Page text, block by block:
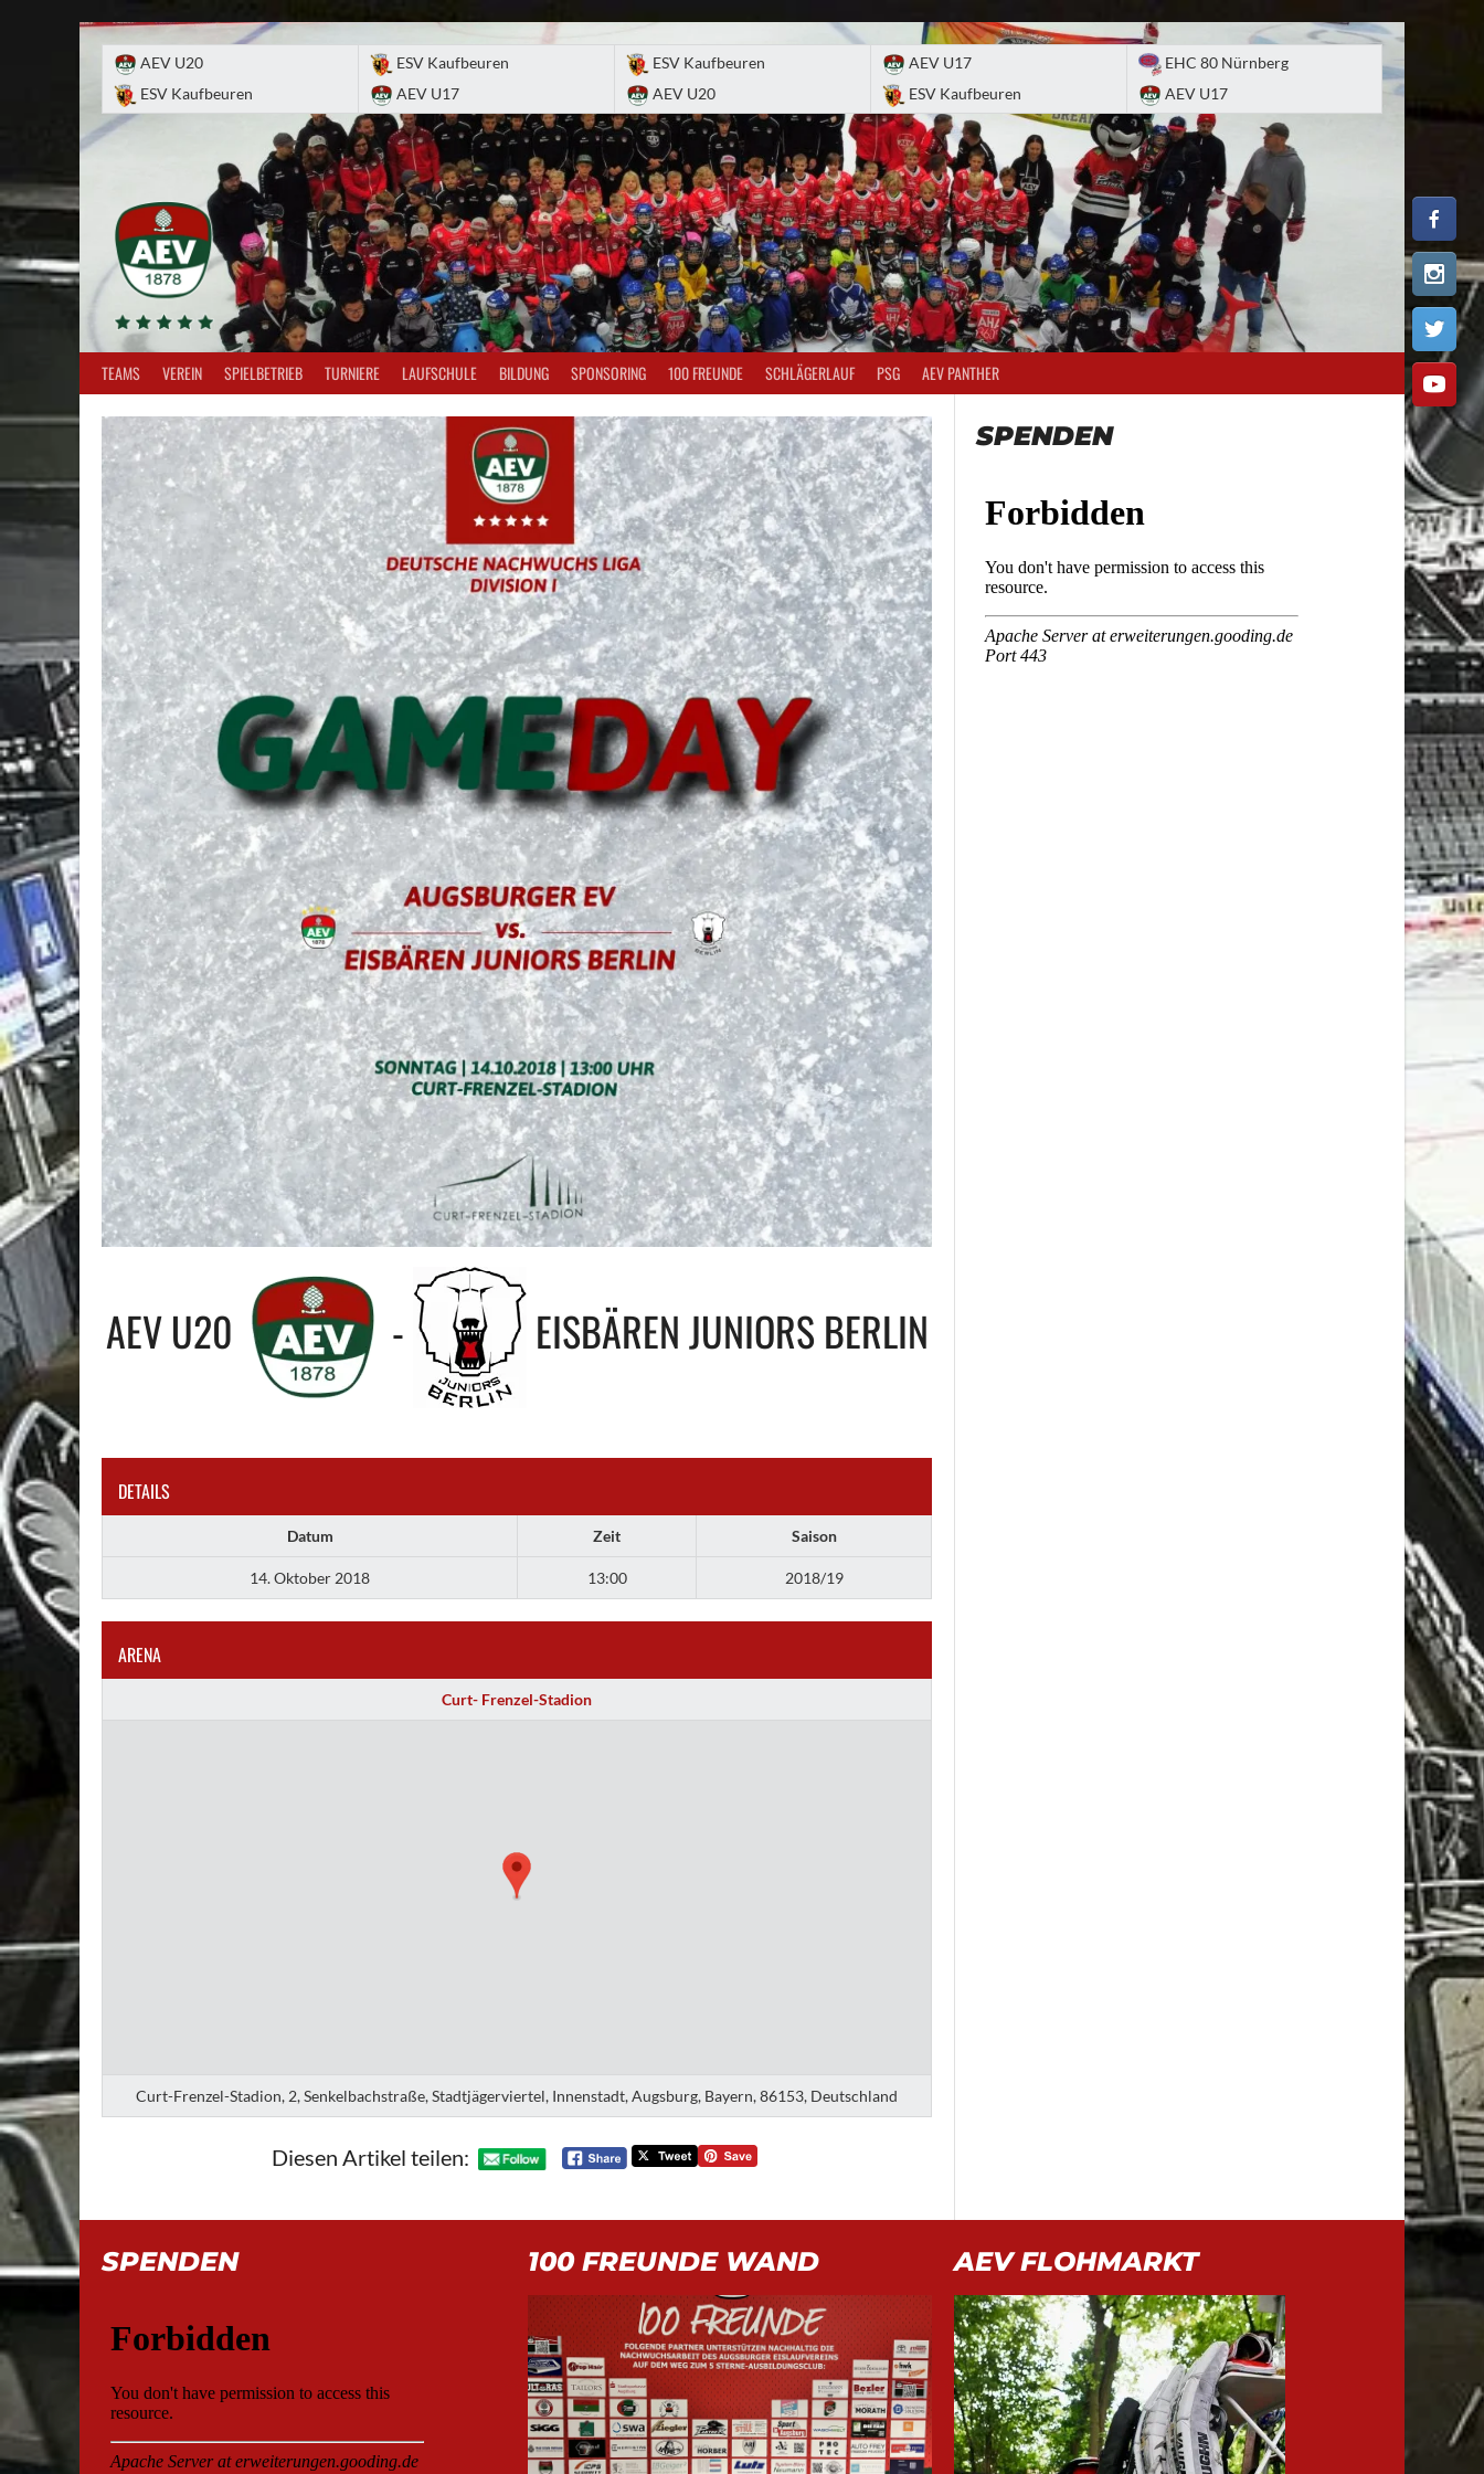
AEV U20
ESV Kaufbeuren
ESV Kaufbeuren
AEV U17
ESV Kaufbeuren
AEV U20
AEV U17
ESV Kaufbeuren
EHC 80 Nürnberg
AEV U17
TEAMS VEREIN SPIELBETRIEB TURNIERE LAUFSCHULE BILDUNG SPONSORING 100 FREUNDE SCHLÄGERLAUF PSG AEV PANTHER
AEV U20 - EISBÄREN JUNIORS BERLIN
DETAILS
Datum Zeit Saison
14. Oktober 2018 13:00 2018/19
ARENA
Curt- Frenzel-Stadion
Curt-Frenzel-Stadion, 2, Senkelbachstraße, Stadtjägerviertel, Innenstadt, Augsburg, Bayern, 86153, Deutschland
Diesen Artikel teilen:
SPENDEN
SPENDEN 100 FREUNDE WAND AEV FLOHMARKT